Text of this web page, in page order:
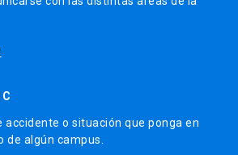
accidente o situación que ponga en
de algún campus.